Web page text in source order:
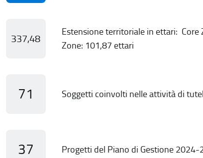
337,48
Estensione territoriale in ettari:
Zone: 101,87 ettari
71 Soggetti coinvolti nelle attività di
37 Progetti del Piano di Gestione 2024-